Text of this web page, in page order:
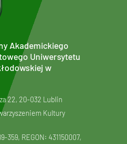
Akademickiego
Uniwersytetu
w
22, 20-032 Lublin
Kultury
359, REGON: 431150007,